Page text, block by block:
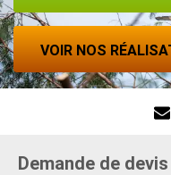
VOIR NOS
Demande de